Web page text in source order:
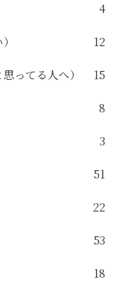
4
12
ってる人へ） 15
8
3
51
22
53
18